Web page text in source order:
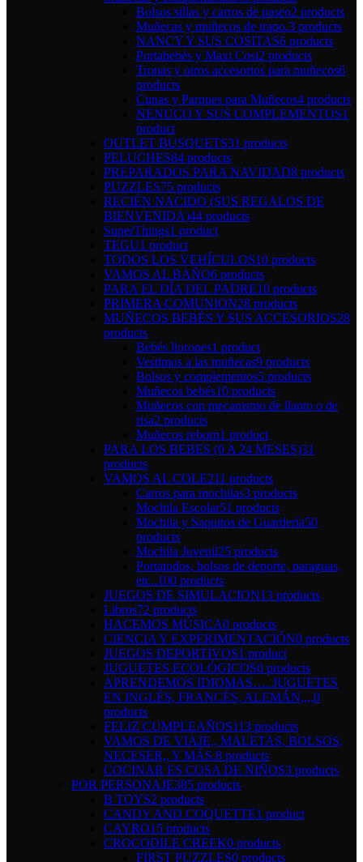
Bolsos sillas y carros de paseo2 products
Muñecas y muñecos de trapo.3 products
NANCY Y SUS COSITAS6 products
Portabebés y Maxi Cosi2 products
Tronas y otros accesorios para muñecos6
products
Cunas y Parques para Muñecos4 products
NENUCO Y SUS COMPLEMENTOS1
product
OUTLET BUSQUETS31 products
PELUCHES84 products
PREPARADOS PARA NAVIDAD8 products
PUZZLES75 products
RECIÉN NACIDO (SUS REGALOS DE
BIENVENIDA)44 products
SuperThings1 product
TEGU1 product
TODOS LOS VEHÍCULOS10 products
VAMOS AL BAÑO6 products
PARA EL DÍA DEL PADRE10 products
PRIMERA COMUNION28 products
MUÑECOS BEBÉS Y SUS ACCESORIOS28
products
Bebés llorones1 product
Vestimos a las muñecas9 products
Bolsos y complementos5 products
Muñecos bebés10 products
Muñecos con mecanismo de llanto o de
risa2 products
Muñecos reborn1 product
PARA LOS BEBES (0 A 24 MESES)31
products
VAMOS AL COLE211 products
Carros para mochilas3 products
Mochila Escolar51 products
Mochila y Saquitos de Guardería50
products
Mochila Juvenil25 products
Portatodos, bolsos de deporte, paraguas,
etc..100 products
JUEGOS DE SIMULACION13 products
Libros72 products
HACEMOS MÚSICA0 products
CIENCIA Y EXPERIMENTACIÓN0 products
JUEGOS DEPORTIVOS1 product
JUGUETES ECOLÓGICOS0 products
APRENDEMOS IDIOMAS…. JUGUETES
EN INGLÉS, FRANCÉS, ALEMÁN,,,,0
products
FELIZ CUMPLEAÑOS113 products
VAMOS DE VIAJE,, MALETAS, BOLSOS,
NECESER,, Y MÁS.8 products
COCINAR ES COSA DE NIÑOS3 products
POR PERSONAJE385 products
B TOYS2 products
CANDY AND COQUETTE1 product
CAYRO15 products
CROCODILE CREEK0 products
FIRST PUZZLES0 products